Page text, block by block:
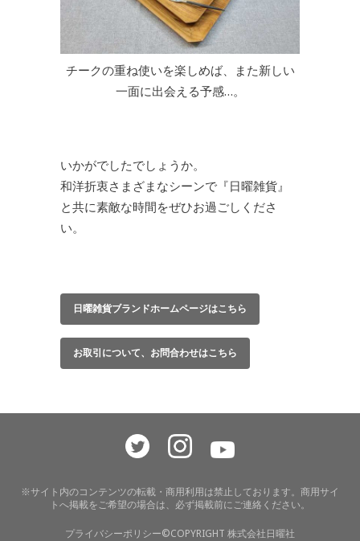
チークの重ね使いを楽しめば、また新しい
一面に出会える予感…。
いかがでしたでしょうか。
和洋折衷さまざまなシーンで『日曜雑貨』
と共に素敵な時間をぜひお過ごしくださ
い。
日曜雑貨ブランドホームページはこちら
お取引について、お問合わせはこちら
※サイト内のコンテンツの転載・商用利用は禁止しております。商用サイ
トへ掲載をご希望の場合は、必ず掲載前にご連絡ください。
プライバシーポリシー©COPYRIGHT 株式会社日曜社